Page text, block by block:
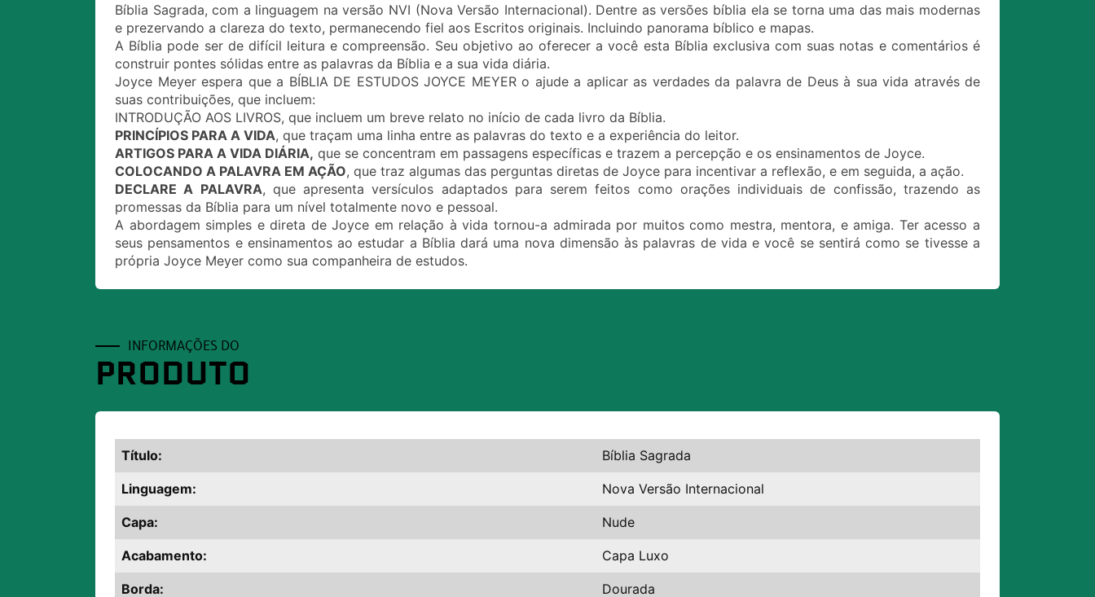
Bíblia Sagrada, com a linguagem na versão NVI (Nova Versão Internacional). Dentre as versões bíblia ela se torna uma das mais modernas
e prezervando a clareza do texto, permanecendo fiel aos Escritos originais. Incluindo panorama bíblico e mapas.
A Bíblia pode ser de difícil leitura e compreensão. Seu objetivo ao oferecer a você esta Bíblia exclusiva com suas notas e comentários é
construir pontes sólidas entre as palavras da Bíblia e a sua vida diária.
Joyce Meyer espera que a BÍBLIA DE ESTUDOS JOYCE MEYER o ajude a aplicar as verdades da palavra de Deus à sua vida através de
suas contribuições, que incluem:
INTRODUÇÃO AOS LIVROS, que incluem um breve relato no início de cada livro da Bíblia.
PRINCÍPIOS PARA A VIDA, que traçam uma linha entre as palavras do texto e a experiência do leitor.
ARTIGOS PARA A VIDA DIÁRIA, que se concentram em passagens específicas e trazem a percepção e os ensinamentos de Joyce.
COLOCANDO A PALAVRA EM AÇÃO, que traz algumas das perguntas diretas de Joyce para incentivar a reflexão, e em seguida, a ação.
DECLARE A PALAVRA, que apresenta versículos adaptados para serem feitos como orações individuais de confissão, trazendo as
promessas da Bíblia para um nível totalmente novo e pessoal.
A abordagem simples e direta de Joyce em relação à vida tornou-a admirada por muitos como mestra, mentora, e amiga. Ter acesso a
seus pensamentos e ensinamentos ao estudar a Bíblia dará uma nova dimensão às palavras de vida e você se sentirá como se tivesse a
própria Joyce Meyer como sua companheira de estudos.
INFORMAÇÕES DO
PRODUTO
Título: Bíblia Sagrada
Linguagem: Nova Versão Internacional
Capa: Nude
Acabamento: Capa Luxo
Borda: Dourada